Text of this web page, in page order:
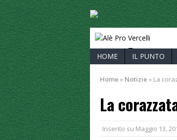
ALÈ
HOME IL PUNTO
Home » Notizie » La
La
Inserito su Maggio 13,